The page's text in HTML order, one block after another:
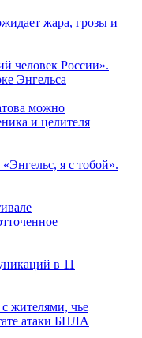
жара, грозы и
человек России».
Энгельса
можно
и целителя
я с тобой».
в 11
жителями, чье
атаки БПЛА